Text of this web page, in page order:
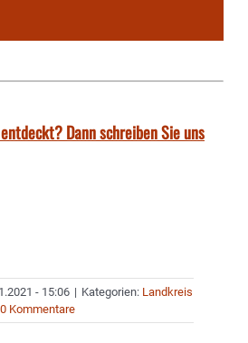
Dann schreiben Sie uns
- 15:06 | Kategorien: Landkreis
0 Kommentare